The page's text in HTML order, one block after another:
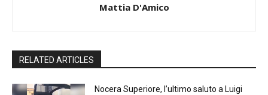
Mattia D'Amico
RELATED ARTICLES
Nocera Superiore, l’ultimo saluto a Luigi